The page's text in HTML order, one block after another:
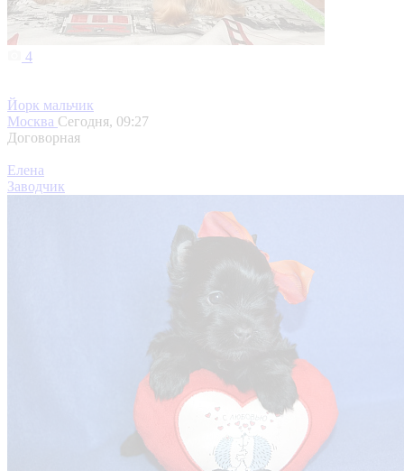
4
Йорк мальчик
Москва Сегодня, 09:27
Договорная
Елена
Заводчик